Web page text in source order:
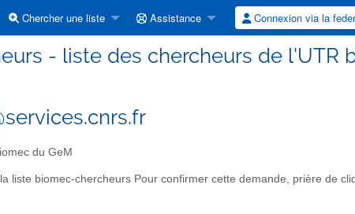
Chercher une liste Assistance Connexion via la
- liste des chercheurs de l'UTR
du GeM
liste biomec-chercheurs Pour confirmer cette demande, prière de